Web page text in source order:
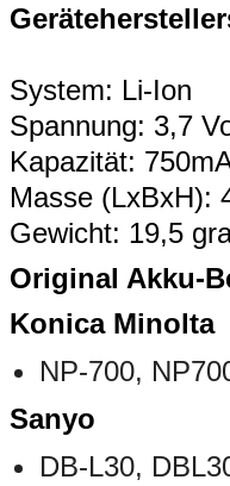
System: Li-Ion
Spannung: 3,7
Kapazität:
Masse (LxBxH):
Gewicht: 19,5
Original Akku-
Konica Minolta
NP-700,
Sanyo
DB-L30,